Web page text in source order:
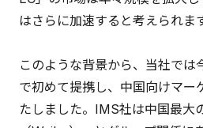
はさらに加速すると考えられます
このような背景から、当社で
で初めて提携し、中国向けマー
たしました。IMS社は中国最大